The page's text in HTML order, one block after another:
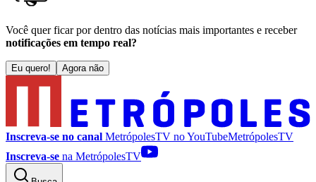
Você quer ficar por dentro das notícias mais importantes e receber
notificações em tempo real?
Eu quero! Agora não
Inscreva-se no canal MetrópolesTV noYouTubeMetrópolesTV
Inscreva-se na MetrópolesTV